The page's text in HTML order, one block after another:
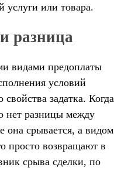
услуги или товара.
разница
видами предоплаты
условий
свойства задатка. Когда
нет разницы между
она срывается, а видом
просто возвращают в
срыва сделки, по